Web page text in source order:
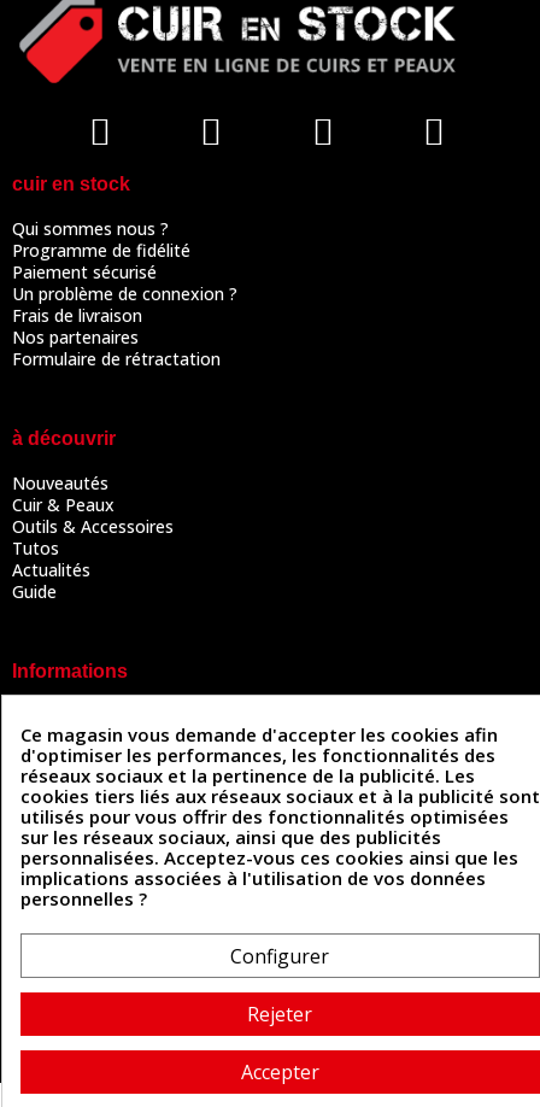
cuir en stock
Qui sommes nous ?
Programme de fidélité
Paiement sécurisé
Un problème de connexion ?
Frais de livraison
Nos partenaires
Formulaire de rétractation
à découvrir
Nouveautés
Cuir & Peaux
Outils & Accessoires
Tutos
Actualités
Guide
Informations
Conditions Générales de Vente
Politique de confidentialité
Politique des cookies
Contactez-nous
Coordonnées
05 63 34 51 88
contact@cuirenstock.com
Cuirenstock © 2026 - Une création Quatrys 💙
Ce magasin vous demande d'accepter les cookies afin
d'optimiser les performances, les fonctionnalités des
réseaux sociaux et la pertinence de la publicité. Les
cookies tiers liés aux réseaux sociaux et à la publicité sont
utilisés pour vous offrir des fonctionnalités optimisées
sur les réseaux sociaux, ainsi que des publicités
personnalisées. Acceptez-vous ces cookies ainsi que les
implications associées à l'utilisation de vos données
personnelles ?
Configurer
Rejeter
Accepter